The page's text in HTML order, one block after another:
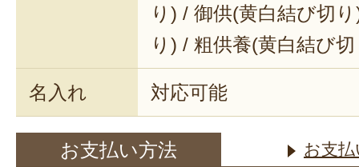
り) / 御供(黄白結び切
り) / 粗供養(黄白結び
名入れ 対応可能
お支払い方法 お支